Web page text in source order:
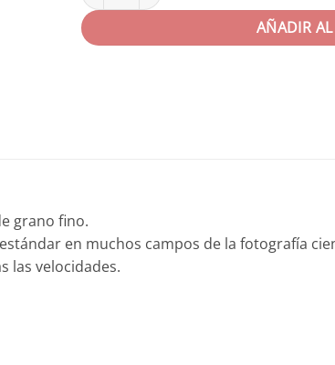
AÑADIR
grano fino.
en muchos campos de la fotografía
las velocidades.